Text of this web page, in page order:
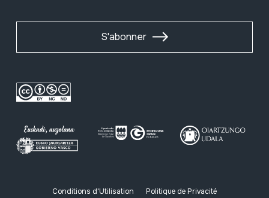
S'abonner
Conditions d'Utilisation
Politique de Privacité